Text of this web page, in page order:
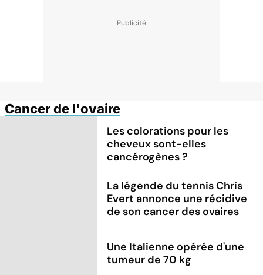
Cancer de l'ovaire
Les colorations pour les
cheveux sont-elles
cancérogènes ?
La légende du tennis Chris
Evert annonce une récidive
de son cancer des ovaires
Une Italienne opérée d'une
tumeur de 70 kg